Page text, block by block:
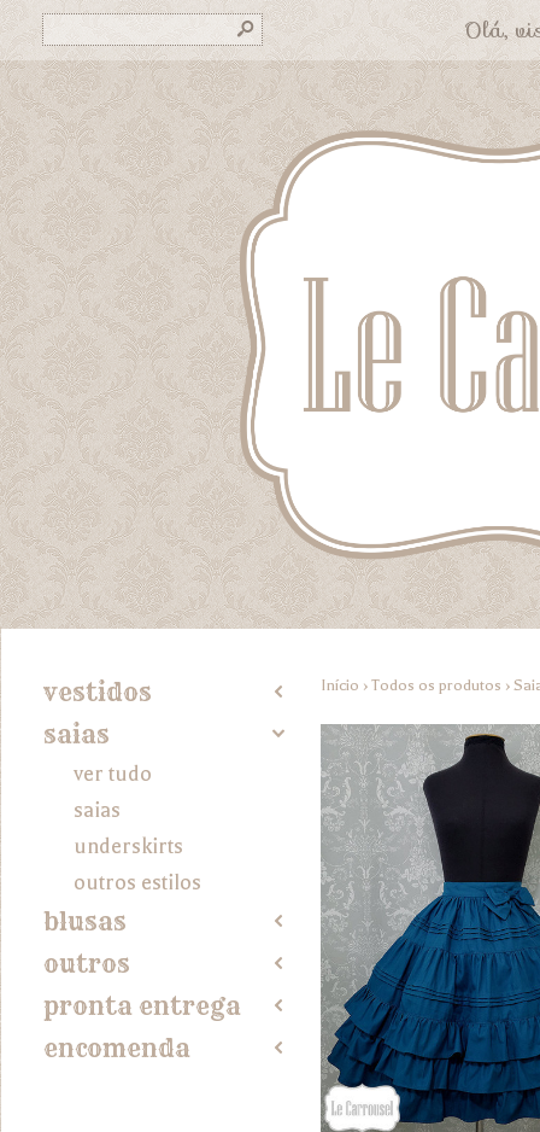
s Olá,
vestidos 2
saias 4
ver tudo
saias
underskirts
outros estilos
blusas 2
outros 2
pronta entrega 2
encomenda 2
Início › Todos os produtos ›